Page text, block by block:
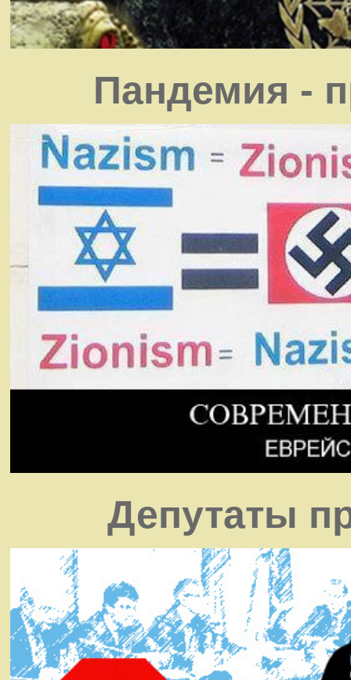
Пандемия -
Депутаты